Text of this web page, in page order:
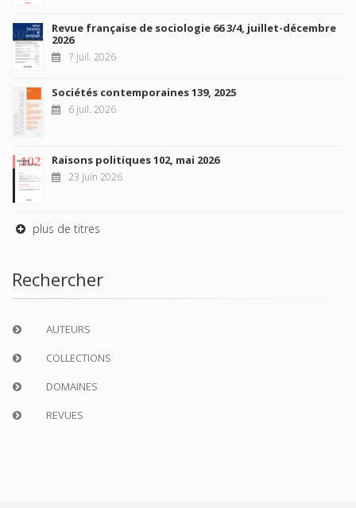
Revue française de sociologie 66 3/4, juillet-décembre
2026
7 juil. 2026
Sociétés contemporaines 139, 2025
6 juil. 2026
Raisons politiques 102, mai 2026
23 juin 2026
plus de titres
Rechercher
AUTEURS
COLLECTIONS
DOMAINES
REVUES